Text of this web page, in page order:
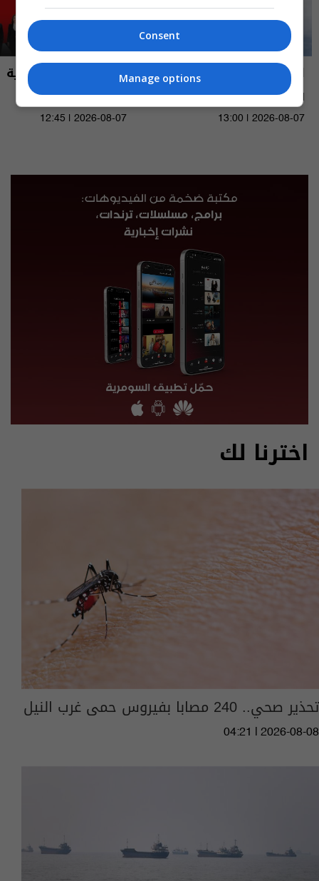
العراق في دقيقة
العراق في دقيقة 07-08-2026 | 2026
13:00 | 2026-08-07
نشرة أخبار السومرية
نشرة ٧ آب ٢٠٢٦ | 2026
12:45 | 2026-08-07
اخترنا لك
تحذير صحي.. 240 مصابا بفيروس حمى غرب النيل
04:21 | 2026-08-08
Consent
Manage options